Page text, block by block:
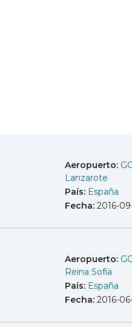
Aeropuerto:
Lanzarote
País: España
Fecha: 2016-
Aeropuerto:
Reina Sofía
País: España
Fecha: 2016-